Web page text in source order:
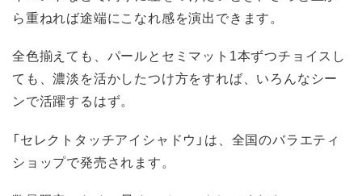
ら重ねれば途端にこなれ感を演出できます。
全色揃えても、パールとセミマット1本ずつチョイスし
ても、濃淡を活かしたつけ方をすれば、いろんなシー
ンで活躍するはず。
「セレクトタッチアイシャドウ」は、全国のバラエティ
ショップで発売されます。